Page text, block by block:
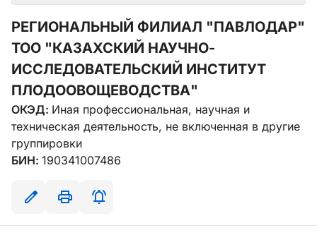
РЕГИОНАЛЬНЫЙ ФИЛИАЛ "ПАВЛОДАР"
ТОО "КАЗАХСКИЙ НАУЧНО-
ИССЛЕДОВАТЕЛЬСКИЙ ИНСТИТУТ
ПЛОДООВОЩЕВОДСТВА"
ОКЭД: Иная профессиональная, научная и
техническая деятельность, не включенная в другие
группировки
БИН: 190341007486